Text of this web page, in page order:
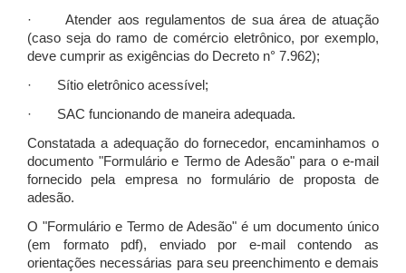
· Atender aos regulamentos de sua área de atuação
(caso seja do ramo de comércio eletrônico, por exemplo,
deve cumprir as exigências do Decreto n° 7.962);
· Sítio eletrônico acessível;
· SAC funcionando de maneira adequada.
Constatada a adequação do fornecedor, encaminhamos o
documento "Formulário e Termo de Adesão" para o e-mail
fornecido pela empresa no formulário de proposta de
adesão.
O "Formulário e Termo de Adesão" é um documento único
(em formato pdf), enviado por e-mail contendo as
orientações necessárias para seu preenchimento e demais